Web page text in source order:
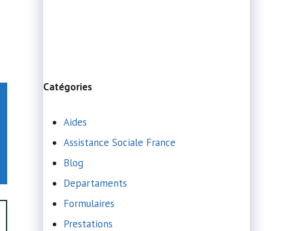
Catégories
Aides
Assistance Sociale France
Blog
Departaments
Formulaires
Prestations